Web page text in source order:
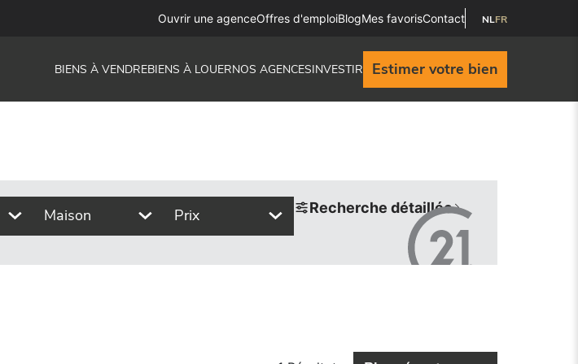
Ouvrir une agenceOffres d'emploiBlogMes favorisContact NLFR
BIENS À VENDREBIENS À LOUERNOS AGENCESINVESTIR Estimer votre bien
Maison Prix Recherche détaillée